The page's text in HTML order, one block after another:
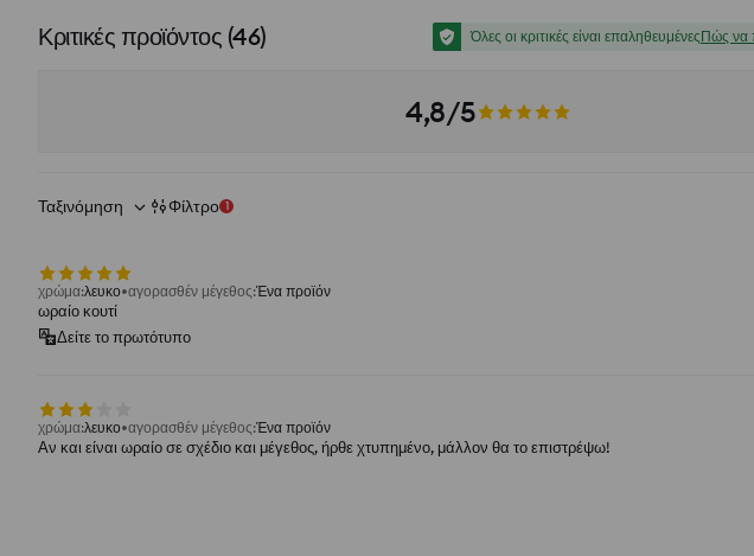
Κριτικές προϊόντος (46) Όλες οι κριτικές είναι επαληθευμένεςΠώς να
4,8/5
Ταξινόμηση Φίλτρο 1
χρώμα:λευκο αγορασθέν μέγεθος:Ένα προϊόν
ωραίο κουτί
Δείτε το πρωτότυπο
χρώμα:λευκο αγορασθέν μέγεθος:Ένα προϊόν
Αν και είναι ωραίο σε σχέδιο και μέγεθος, ήρθε χτυπημένο, μάλλον θα το επιστρέψω!